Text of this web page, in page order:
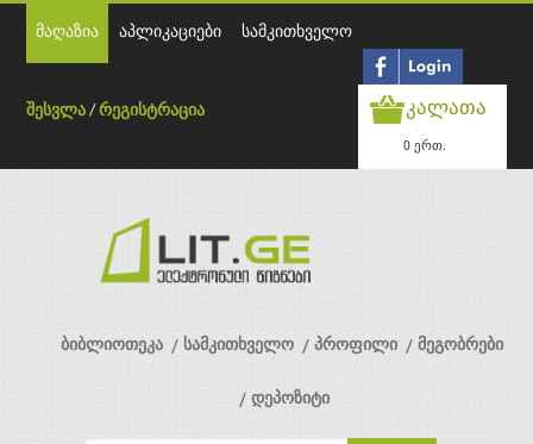
მაღაზია აპლიკაციები სამკითხველო
შესვლა /რეგისტრაცია კალათა
0 ერთ.
ბიბლიოთეკა სამკითხველო პროფილი მეგობრები
დეპოზიტი